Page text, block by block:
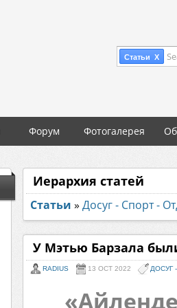
Статьи X
Форум Фотогалерея
Иерархия статей
Статьи » Досуг - Спорт -
У Мэтью Барзала
RADIUS 13 OCT 2022 ДОСУГ